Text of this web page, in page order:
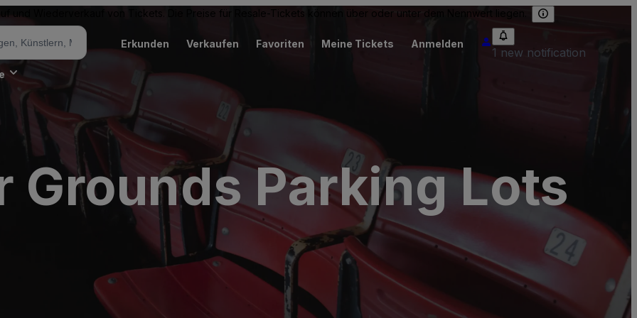
und Wiederverkauf von Tickets. Die Preise für Resale-Tickets können über oder unter dem Nennwert liegen.
Erkunden Verkaufen Favoriten Meine Tickets Anmelden
1 new notification
Grounds Parking Lots